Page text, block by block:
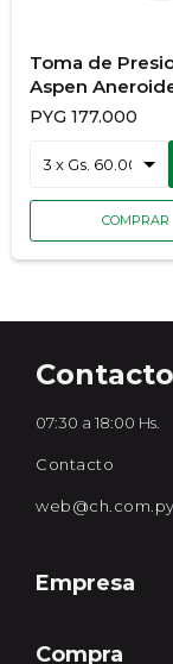
Toma de
Aspen
102
PYG 177.000
Contacto
07:30 a 18:00 Hs.
Contacto
web@ch.com.py
Empresa
Compra